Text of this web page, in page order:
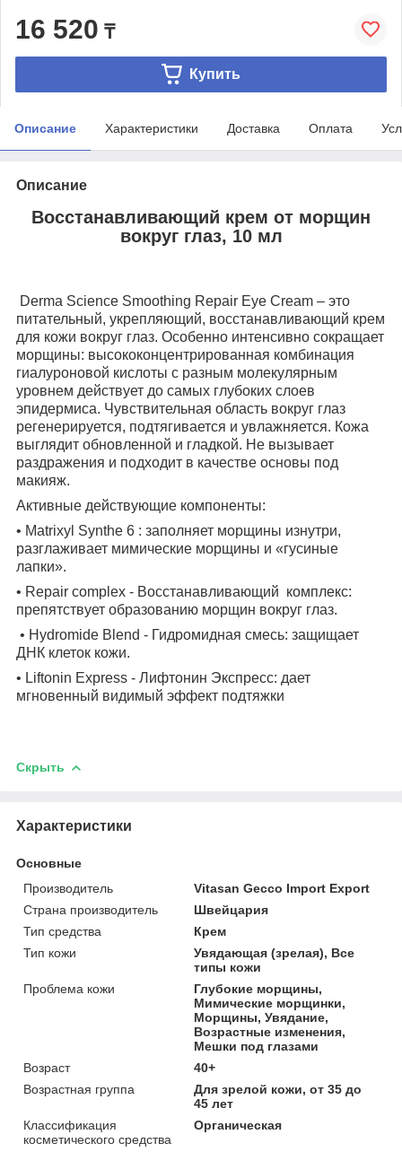
16 520 ₸
Купить
Описание Характеристики Доставка Оплата
Описание
Восстанавливающий крем от морщин
вокруг глаз, 10 мл
Derma Science Smoothing Repair Eye Cream – это
питательный, укрепляющий, восстанавливающий крем
для кожи вокруг глаз. Особенно интенсивно сокращает
морщины: высококонцентрированная комбинация
гиалуроновой кислоты с разным молекулярным
уровнем действует до самых глубоких слоев
эпидермиса. Чувствительная область вокруг глаз
регенерируется, подтягивается и увлажняется. Кожа
выглядит обновленной и гладкой. Не вызывает
раздражения и подходит в качестве основы под
макияж.
Активные действующие компоненты:
• Matrixyl Synthe 6 : заполняет морщины изнутри,
разглаживает мимические морщины и «гусиные
лапки».
• Repair complex - Восстанавливающий комплекс:
препятствует образованию морщин вокруг глаз.
• Hydromide Blend - Гидромидная смесь: защищает
ДНК клеток кожи.
• Liftonin Express - Лифтонин Экспресс: дает
мгновенный видимый эффект подтяжки
Скрыть
Характеристики
Основные
Производитель
Vitasan Gecco Import Export
Страна производитель
Швейцария
Тип средства
Крем
Тип кожи
Увядающая (зрелая), Все
типы кожи
Проблема кожи
Глубокие морщины,
Мимические морщинки,
Морщины, Увядание,
Возрастные изменения,
Мешки под глазами
Возраст
40+
Возрастная группа
Для зрелой кожи, от 35 до
45 лет
Классификация
косметического средства
Органическая